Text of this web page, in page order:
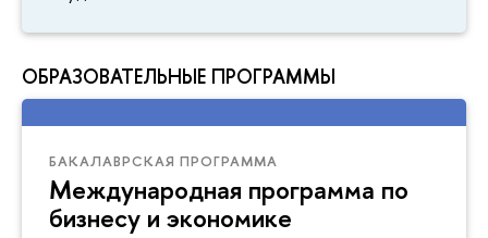
ОБРАЗОВАТЕЛЬНЫЕ ПРОГРАММЫ
БАКАЛАВРСКАЯ ПРОГРАММА
Международная программа по
бизнесу и экономике